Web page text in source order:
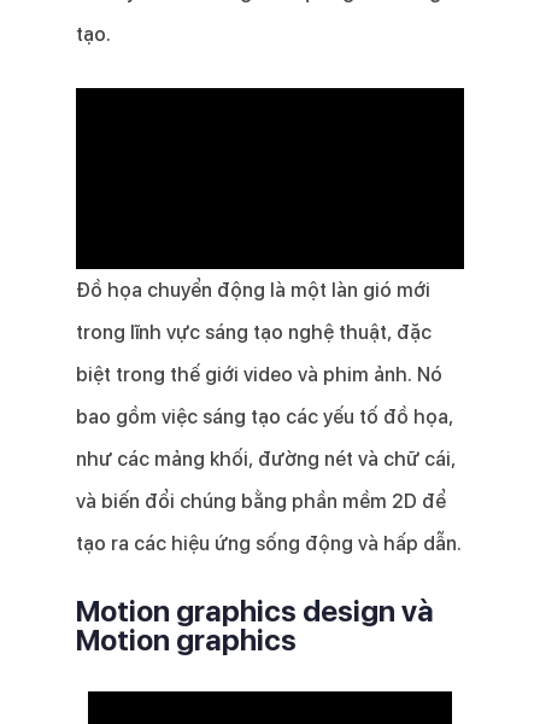
tạo.
Đồ họa chuyển động là một làn gió mới
trong lĩnh vực sáng tạo nghệ thuật, đặc
biệt trong thế giới video và phim ảnh. Nó
bao gồm việc sáng tạo các yếu tố đồ họa,
như các mảng khối, đường nét và chữ cái,
và biến đổi chúng bằng phần mềm 2D để
tạo ra các hiệu ứng sống động và hấp dẫn.
Motion graphics design và
Motion graphics